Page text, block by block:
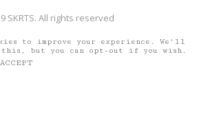
SKRTS. All rights reserved
to improve your experience. We'll
this, but you can opt-out if you wish.
ACCEPT